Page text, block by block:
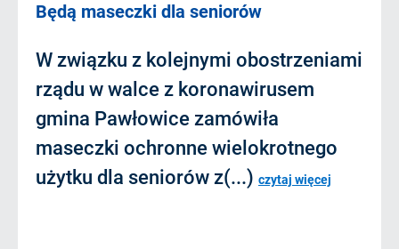
Będą maseczki dla seniorów
W związku z kolejnymi obostrzeniami
rządu w walce z koronawirusem
gmina Pawłowice zamówiła
maseczki ochronne wielokrotnego
użytku dla seniorów z(...) czytaj więcej